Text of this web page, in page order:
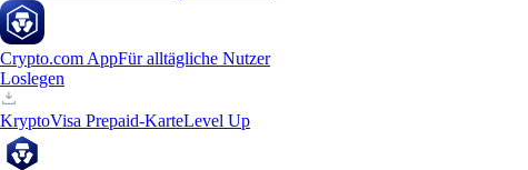
Crypto.com AppFür alltägliche Nutzer
Loslegen
KryptoVisa Prepaid-KarteLevel Up